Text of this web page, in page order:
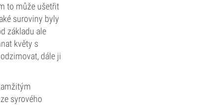
to může ušetřit
suroviny byly
základu ale
květy s
dále ji
ze syrového